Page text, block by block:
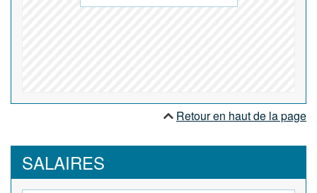
Retour en haut de la page
SALAIRES